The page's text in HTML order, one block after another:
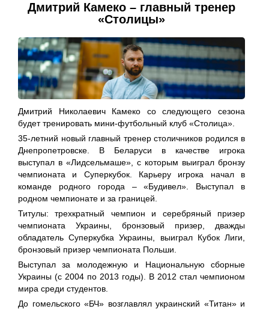
Дмитрий Камеко – главный тренер
«Столицы»
Дмитрий Николаевич Камеко со следующего сезона
будет тренировать мини-футбольный клуб «Столица».
35-летний новый главный тренер столичников родился в
Днепропетровске. В Беларуси в качестве игрока
выступал в «Лидсельмаше», с которым выиграл бронзу
чемпионата и Суперкубок. Карьеру игрока начал в
команде родного города – «Будивел». Выступал в
родном чемпионате и за границей.
Титулы: трехкратный чемпион и серебряный призер
чемпионата Украины, бронзовый призер, дважды
обладатель Суперкубка Украины, выиграл Кубок Лиги,
бронзовый призер чемпионата Польши.
Выступал за молодежную и Национальную сборные
Украины (с 2004 по 2013 годы). В 2012 стал чемпионом
мира среди студентов.
До гомельского «БЧ» возглавлял украинский «Титан» и